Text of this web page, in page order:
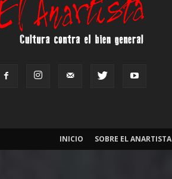
INICIO SOBRE EL ANARTISTA